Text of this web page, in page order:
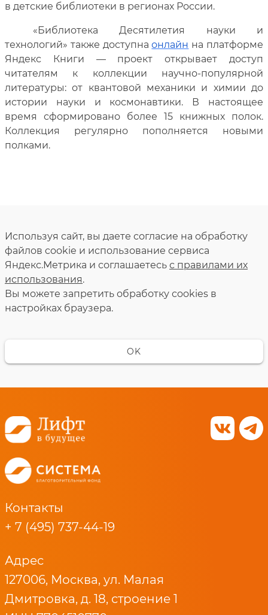
в детские библиотеки в регионах России.
«Библиотека Десятилетия науки и
технологий» также доступнаонлайн на платформе
Яндекс Книги — проект открывает доступ
читателям к коллекции научно-популярной
литературы: от квантовой механики и химии до
истории науки и космонавтики. В настоящее
время сформировано более 15 книжных полок.
Коллекция регулярно пополняется новыми
полками.
Используя сайт, вы даете согласие на обработку
файлов cookie и использование сервиса
Яндекс.Метрика и соглашаетесь с правилами их
использования.
Вы можете запретить обработку сookies в
настройках браузера.
OK
Контакты
+ 7 (495) 737-44-19
Адрес
127006, Москва, ул. Малая
Дмитровка, д. 18, строение 1